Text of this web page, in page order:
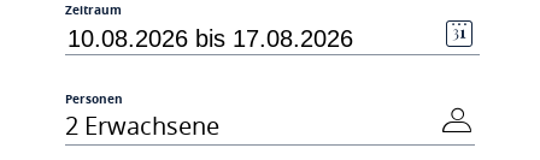
Zeitraum
Personen
2 Erwachsene